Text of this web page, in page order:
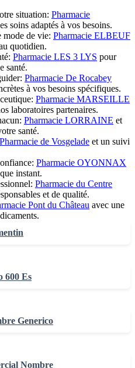
situation: Pharmacie
soins adaptés à vos besoins.
mode de vie: Pharmacie ELBEUF
quotidien.
Pharmacie LES 3 LYS pour
santé.
Pharmacie De Rocabey
à vos besoins spécifiques.
Pharmacie MARSEILLE
laboratoires partenaires.
Pharmacie LORRAINE et
santé.
Pharmacie de Vosgelade et un suivi
Pharmacie OYONNAX
instant.
Pharmacie du Centre
et de qualité.
Pont du Château avec une
600 Es
Generico
Nombre